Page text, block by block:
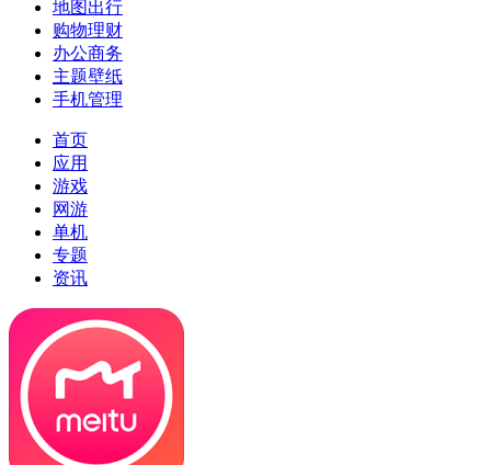
地图出行
购物理财
办公商务
主题壁纸
手机管理
首页
应用
游戏
网游
单机
专题
资讯